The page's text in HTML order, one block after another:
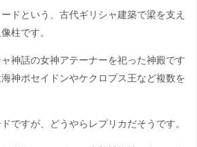
ドという、古代ギリシャ建築で梁を支え
柱です。
神話の女神アテーナーを祀った神殿です
神ポセイドンやケクロプス王など複数を
ですが、どうやらレプリカだそうです。